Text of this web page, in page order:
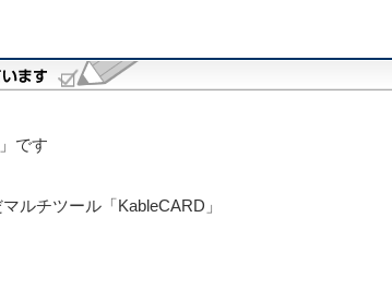
です
ルチツール「KableCARD」